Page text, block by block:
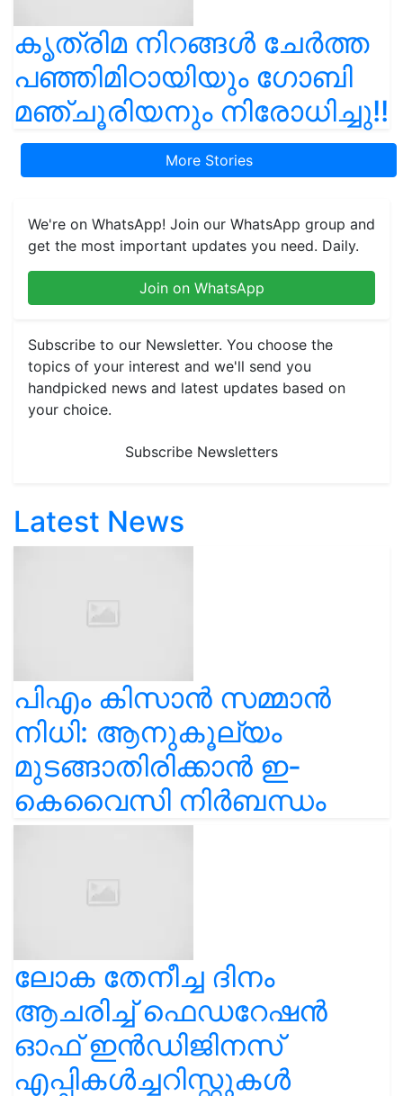
കൃത്രിമ നിറങ്ങൾ ചേർത്ത
പഞ്ഞിമിഠായിയും ഗോബി
മഞ്ചൂരിയനും നിരോധിച്ചു!!
More Stories
We're on WhatsApp! Join our WhatsApp group and
get the most important updates you need. Daily.
Join on WhatsApp
Subscribe to our Newsletter. You choose the
topics of your interest and we'll send you
handpicked news and latest updates based on
your choice.
Subscribe Newsletters
Latest News
പിഎം കിസാൻ സമ്മാൻ
നിധി: ആനുകൂല്യം
മുടങ്ങാതിരിക്കാൻ ഇ-
കെവൈസി നിർബന്ധം
ലോക തേനീച്ച ദിനം
ആചരിച്ച് ഫെഡറേഷൻ
ഓഫ് ഇൻഡിജിനസ്
എപ്പികൾച്ചറിസ്റ്റുകൾ